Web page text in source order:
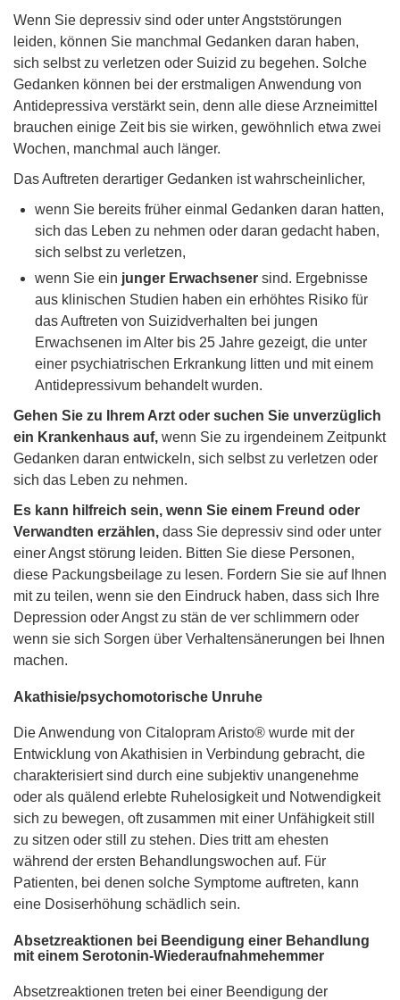
Wenn Sie depressiv sind oder unter Angststörungen
leiden, können Sie manchmal Gedanken daran haben,
sich selbst zu verletzen oder Suizid zu begehen. Solche
Gedanken können bei der erstmaligen Anwendung von
Antidepressiva verstärkt sein, denn alle diese Arzneimittel
brauchen einige Zeit bis sie wirken, gewöhnlich etwa zwei
Wochen, manchmal auch länger.
Das Auftreten derartiger Gedanken ist wahrscheinlicher,
wenn Sie bereits früher einmal Gedanken daran hatten,
sich das Leben zu nehmen oder daran gedacht haben,
sich selbst zu verletzen,
wenn Sie ein junger Erwachsener sind. Ergebnisse
aus klinischen Studien haben ein erhöhtes Risiko für
das Auftreten von Suizidverhalten bei jungen
Erwachsenen im Alter bis 25 Jahre gezeigt, die unter
einer psychiatrischen Erkrankung litten und mit einem
Antidepressivum behandelt wurden.
Gehen Sie zu Ihrem Arzt oder suchen Sie unverzüglich
ein Krankenhaus auf, wenn Sie zu irgendeinem Zeitpunkt
Gedanken daran entwickeln, sich selbst zu verletzen oder
sich das Leben zu nehmen.
Es kann hilfreich sein, wenn Sie einem Freund oder
Verwandten erzählen, dass Sie depressiv sind oder unter
einer Angst störung leiden. Bitten Sie diese Personen,
diese Packungsbeilage zu lesen. Fordern Sie sie auf Ihnen
mit zu teilen, wenn sie den Eindruck haben, dass sich Ihre
Depression oder Angst zu stän de ver schlimmern oder
wenn sie sich Sorgen über Verhaltensänerungen bei Ihnen
machen.
Akathisie/psychomotorische Unruhe
Die Anwendung von Citalopram Aristo® wurde mit der
Entwicklung von Akathisien in Verbindung gebracht, die
charakterisiert sind durch eine subjektiv unangenehme
oder als quälend erlebte Ruhelosigkeit und Notwendigkeit
sich zu bewegen, oft zusammen mit einer Unfähigkeit still
zu sitzen oder still zu stehen. Dies tritt am ehesten
während der ersten Behandlungswochen auf. Für
Patienten, bei denen solche Symptome auftreten, kann
eine Dosiserhöhung schädlich sein.
Absetzreaktionen bei Beendigung einer Behandlung
mit einem Serotonin-Wiederaufnahmehemmer
Absetzreaktionen treten bei einer Beendigung der